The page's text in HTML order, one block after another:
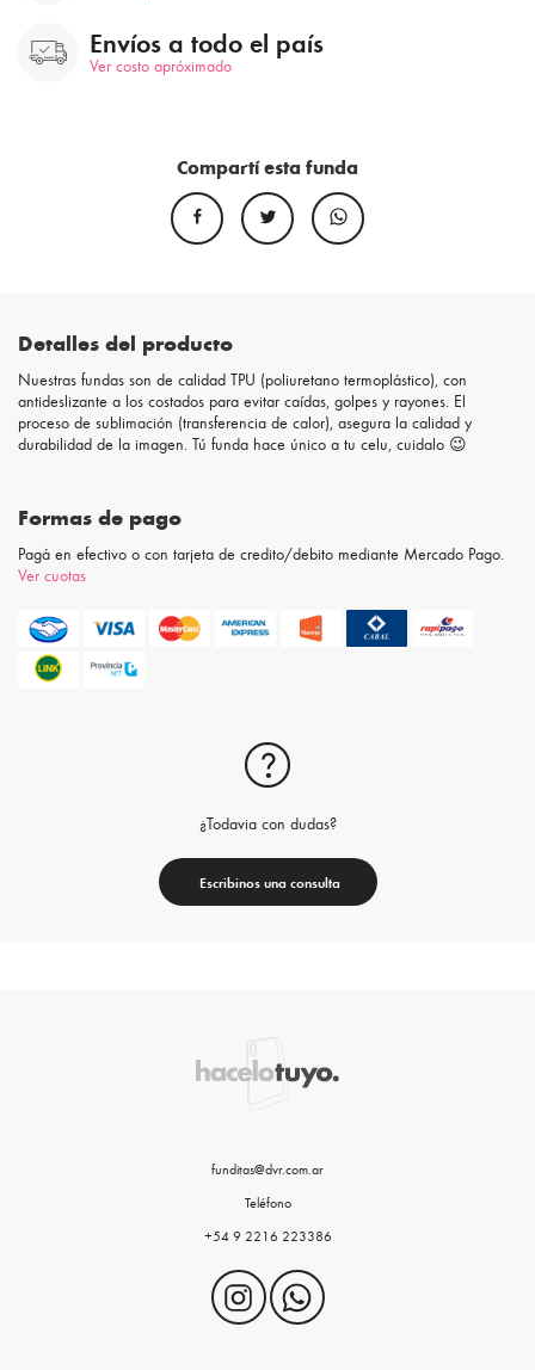
Envíos a todo el país
Ver costo apróximado
Compartí esta funda
Detalles del producto
Nuestras fundas son de calidad TPU (poliuretano termoplástico), con
antideslizante a los costados para evitar caídas, golpes y rayones. El
proceso de sublimación (transferencia de calor), asegura la calidad y
durabilidad de la imagen. Tú funda hace único a tu celu, cuidalo 😉
Formas de pago
Pagá en efectivo o con tarjeta de credito/debito mediante Mercado Pago.
Ver cuotas
¿Todavia con dudas?
Escribinos una consulta
funditas@dvr.com.ar
Teléfono
+54 9 2216 223386